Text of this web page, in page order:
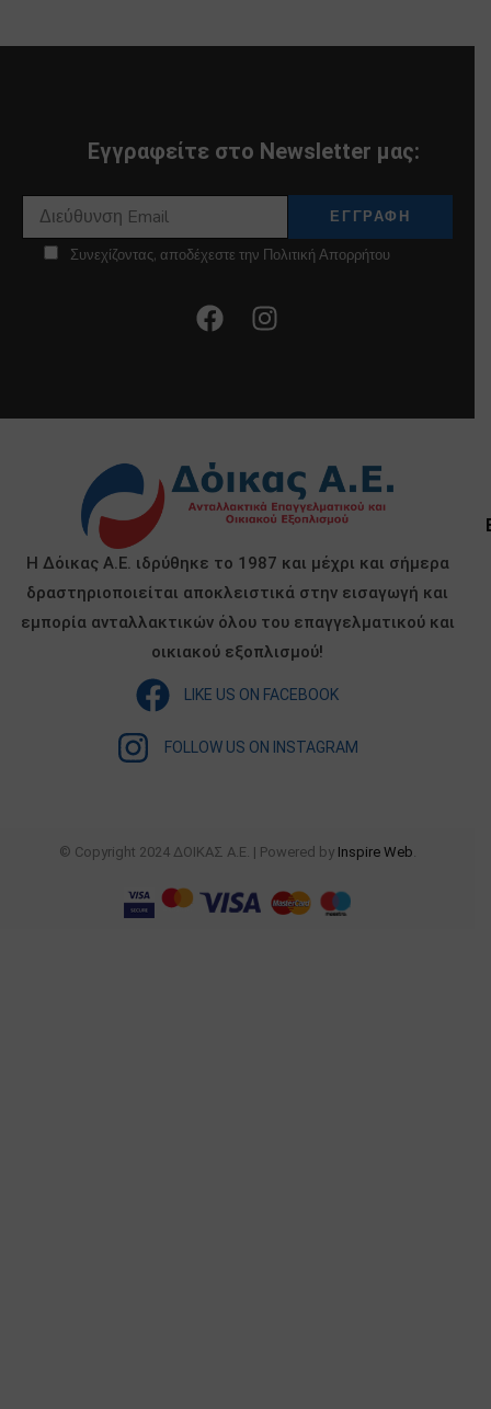
Εγγραφείτε στο Newsletter μας:
Συνεχίζοντας, αποδέχεστε την Πολιτική Απορρήτου
Η Δόικας Α.Ε. ιδρύθηκε το 1987 και μέχρι και σήμερα
δραστηριοποιείται αποκλειστικά στην εισαγωγή και
εμπορία ανταλλακτικών όλου του επαγγελματικού και
οικιακού εξοπλισμού!
LIKE US ON FACEBOOK
FOLLOW US ON INSTAGRAM
© Copyright 2024 ΔΟΙΚΑΣ Α.Ε. | Powered by Inspire Web